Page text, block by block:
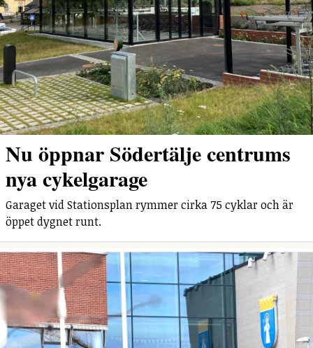
Nu öppnar Södertälje centrums
nya cykelgarage
Garaget vid Stationsplan rymmer cirka 75 cyklar och är
öppet dygnet runt.